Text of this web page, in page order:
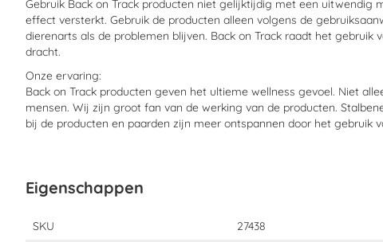
Gebruik Back on Track producten niet gelijktijdig met een uitwendig
effect versterkt. Gebruik de producten alleen volgens de
dierenarts als de problemen blijven. Back on Track raadt het gebruik
dracht.
Onze ervaring:
Back on Track producten geven het ultieme wellness gevoel. Niet
mensen. Wij zijn groot fan van de werking van de producten.
bij de producten en paarden zijn meer ontspannen door het gebruik
Eigenschappen
Eigenschappen
SKU
27438